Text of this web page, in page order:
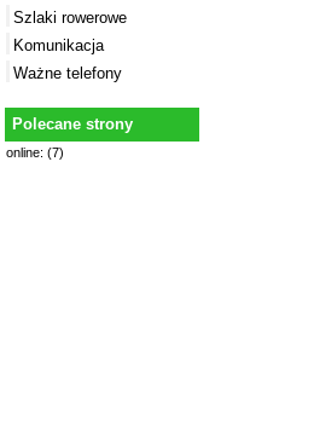
Szlaki rowerowe
Komunikacja
Ważne telefony
Polecane strony
online: (7)